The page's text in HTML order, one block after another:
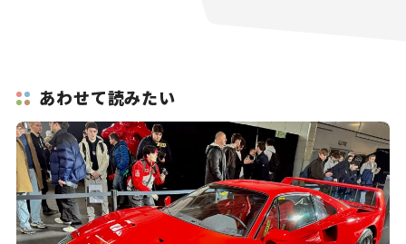
あわせて読みたい